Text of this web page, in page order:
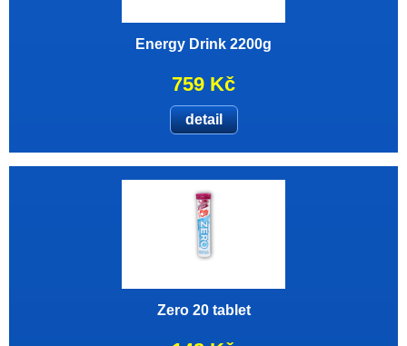
Energy Drink 2200g
759 Kč
detail
Zero 20 tablet